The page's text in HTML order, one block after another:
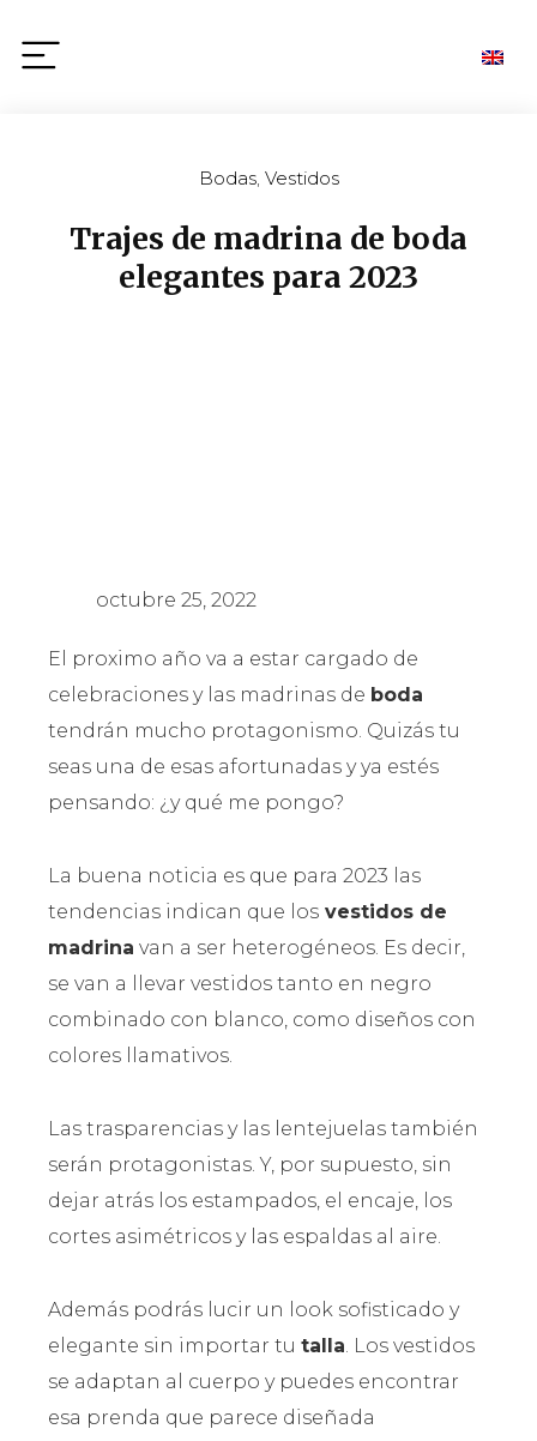
Bodas, Vestidos
Trajes de madrina de boda
elegantes para 2023
octubre 25, 2022
El proximo año va a estar cargado de
celebraciones y las madrinas de boda
tendrán mucho protagonismo. Quizás tu
seas una de esas afortunadas y ya estés
pensando: ¿y qué me pongo?
La buena noticia es que para 2023 las
tendencias indican que los vestidos de
madrina van a ser heterogéneos. Es decir,
se van a llevar vestidos tanto en negro
combinado con blanco, como diseños con
colores llamativos.
Las trasparencias y las lentejuelas también
serán protagonistas. Y, por supuesto, sin
dejar atrás los estampados, el encaje, los
cortes asimétricos y las espaldas al aire.
Además podrás lucir un look sofisticado y
elegante sin importar tu talla. Los vestidos
se adaptan al cuerpo y puedes encontrar
esa prenda que parece diseñada